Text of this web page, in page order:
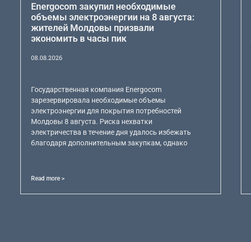
Energocom закупил необходимые
объемы электроэнергии на 8 августа:
жителей Молдовы призвали
экономить в часы пик
08.08.2026
Государственная компания Energocom
зарезервировала необходимые объемы
электроэнергии для покрытия потребностей
Молдовы 8 августа. Риска нехватки
электричества в течение дня удалось избежать
благодаря дополнительным закупкам, однако
Read more >